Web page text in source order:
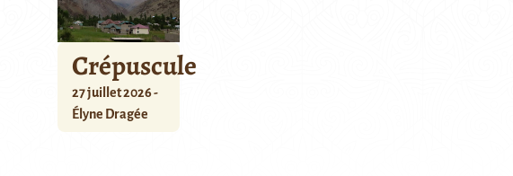
Crépuscule
27 juillet 2026 -
Élyne Dragée